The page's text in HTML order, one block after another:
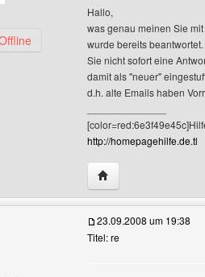
Profile anzeigen
Hallo,
was genau meinen Sie
wurde bereits
Sie nicht sofort eine
damit als "neuer"
d.h. alte Emails haben
http://homepagehilfe.de.tl
Website dieses
23.09.2008 um 19:38
Titel: re